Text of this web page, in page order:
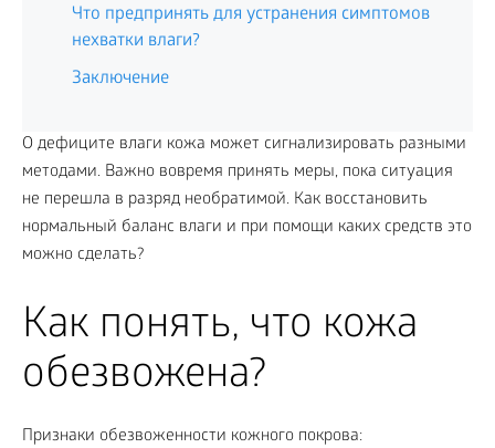
Что предпринять для устранения симптомов
нехватки влаги?
Заключение
О дефиците влаги кожа может сигнализировать разными
методами. Важно вовремя принять меры, пока ситуация
не перешла в разряд необратимой. Как восстановить
нормальный баланс влаги и при помощи каких средств это
можно сделать?
Как понять, что кожа
обезвожена?
Признаки обезвоженности кожного покрова: